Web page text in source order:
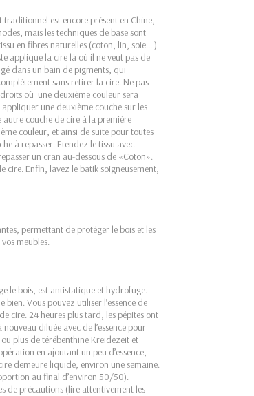
est encore présent en Chine,
mais les techniques de base sont
en fibres naturelles (coton, lin, soie... )
applique la cire là où il ne veut pas de
dans un bain de pigments, qui
sans retirer la cire. Ne pas
où une deuxième couleur sera
une deuxième couche sur les
couche de cire à la première
couleur, et ainsi de suite pour toutes
à repasser. Etendez le tissu avec
un cran au-dessous de «Coton».
cire. Enfin, lavez le batik soigneusement,
permettant de protéger le bois et les
meubles.
le bois, est antistatique et hydrofuge.
Vous pouvez utiliser l’essence de
cire. 24 heures plus tard, les pépites ont
diluée avec de l’essence pour
plus de térébenthine Kreidezeit et
en ajoutant un peu d’essence,
demeure liquide, environ une semaine.
au final d’environ 50/50).
de précautions (lire attentivement les